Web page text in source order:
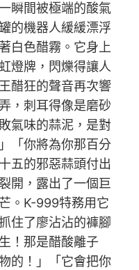
瞬間被極端的酸氣
的機器人緩緩漂浮
白色醋霧。它身上
燈牌，閃爍得讓人
醋狂的聲音再次響
，刺耳得像是磨砂
氣味的蒜泥，是對
「你將為你那百分
五的邪惡蒜頭付出
開，露出了一個巨
。K-999特務用它
住了廖沾沾的褲腳
！那是醋酸離子
的！」「它會把你